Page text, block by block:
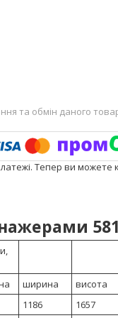
та обмін даного
Тепер ви
ширина
висота
1186
1657